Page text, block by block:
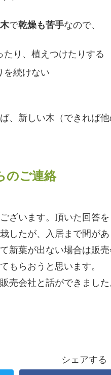
で乾燥も苦手なので、
り、植えつけたりする
を続けない
、新しい木（できれば
のご連絡
ざいます。頂いた回答
したが、入居まで間が
新葉が出ない場合は販
もらおうと思います。
売会社と話ができました
シェアする